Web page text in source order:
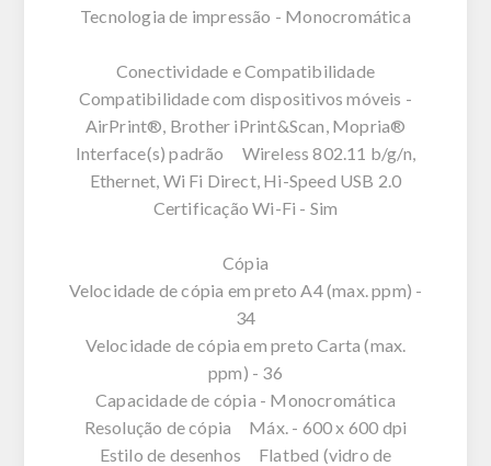
Tecnologia de impressão - Monocromática
Conectividade e Compatibilidade
Compatibilidade com dispositivos móveis -
AirPrint®, Brother iPrint&Scan, Mopria®
Interface(s) padrão Wireless 802.11 b/g/n,
Ethernet, Wi Fi Direct, Hi-Speed USB 2.0
Certificação Wi-Fi - Sim
Cópia
Velocidade de cópia em preto A4 (max. ppm) -
34
Velocidade de cópia em preto Carta (max.
ppm) - 36
Capacidade de cópia - Monocromática
Resolução de cópia Máx. - 600 x 600 dpi
Estilo de desenhos Flatbed (vidro de